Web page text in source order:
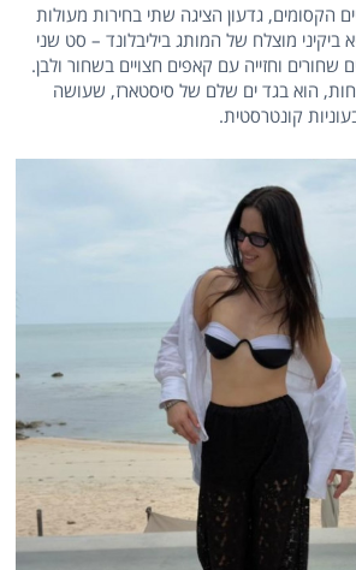
הקסומים, גדעון הציגה שתי בחירות מעולות
ביקיני מוצלח של המותג ביליבלונד – סט שני
וחזייה עם קאפים חצויים בשחור ולבן.
הוא בגד ים שלם של סיסטארז, שעושה
קונטרסטית.